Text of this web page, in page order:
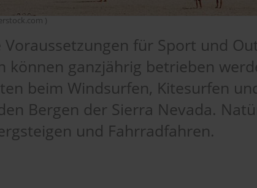
)
für Sport und
können ganzjährig betrieben
beim Windsurfen, Kitesurfen
Bergen der Sierra Nevada.
und Fahrradfahren.